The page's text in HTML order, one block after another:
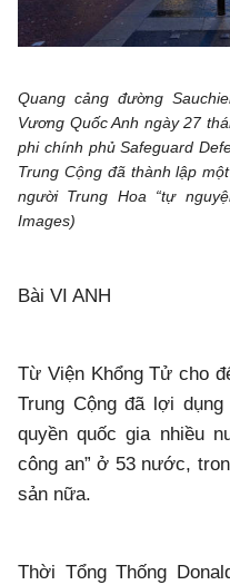
Quang cảng đường
Vương Quốc Anh ngày 27
phi chính phủ Safeguard
Trung Cộng đã thành lập
người Trung Hoa “tự
Images)
Bài VI ANH
Từ Viện Khổng Tử cho
Trung Cộng đã lợi
quyền quốc gia nhiều
công an” ở 53 nước,
sản nữa.
Thời Tổng Thống